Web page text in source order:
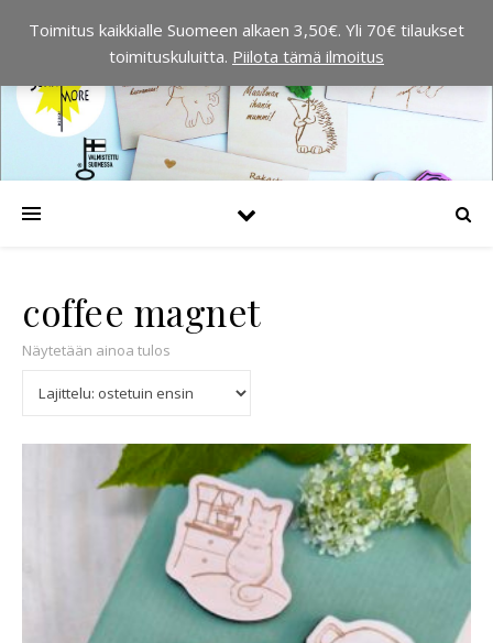
coffee magnet
Näytetään ainoa tulos
Toimitus kaikkialle Suomeen alkaen 3,50€. Yli 70€ tilaukset
toimituskuluitta. Piilota tämä ilmoitus